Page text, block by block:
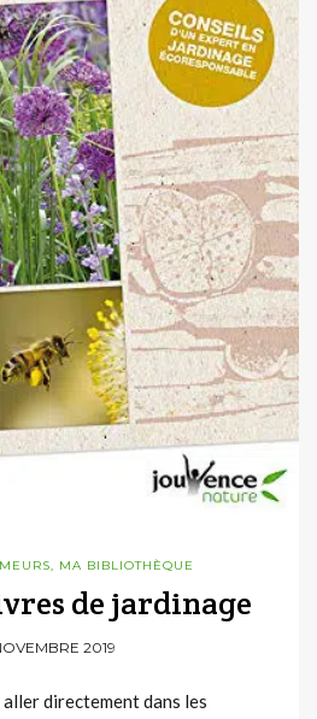
, MA BIBLIOTHÈQUE
de jardinage
2019
directement dans les